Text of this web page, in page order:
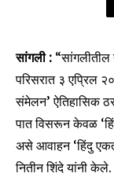
सांगली :
परिसरात ३ एप्रिल
संमेलन’ ऐतिहासिक
पात विसरून केवळ
असे आवाहन ‘हिंदु
नितीन शिंदे यांनी केले.